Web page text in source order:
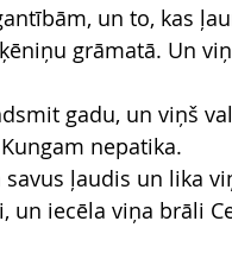
un to, kas
grāmatā. Un
gadu, un viņš
nepatika.
ļaudis un lika
un iecēla viņa brāli